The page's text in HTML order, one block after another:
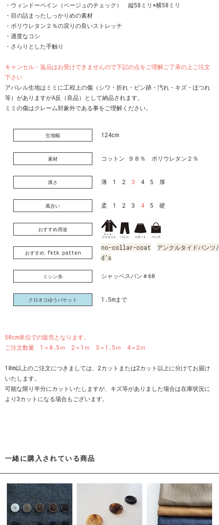
・ウィンドーペイン（ベージュのチェック） 縦58ミリ×横58ミリ
・目の詰まったしっかりめの素材
・ポリウレタン２％の戻りの良いストレッチ
・適度なコシ
・さらりとした手触り
キャンセル・返品はお受けできませんので下記の点をご理解ご了承の上ご注文
下さい
アパレル生地はミミに工程上の傷（シワ・折れ・ピン跡・汚れ・キズ・ほつれ
等）がありますがA反（良品）として納品されます。
ミミの傷はクレーム対象外である事をご理解ください。
生地幅 124cm
素材 コットン ９８％ ポリウレタン２％
厚さ 薄 1 2 3 4 5 厚
風合い 柔 1 2 3 4 5 硬
おすすめ用途
おすすめ fktk patten
no-collar-coat
アンクルタイドパン
d's
ミシン糸 シャッペスパン＃60
クロネコゆうパケット 1.5mまで
50cm単位での販売となります。
ご注文数量 1＝0.5ｍ 2＝1ｍ 3＝1.5ｍ 4＝2ｍ
10m以上のご注文につきましては、2カットまたは2カット以上に分けてお届け
いたします。
可能な限り半分にカットいたしますが、キズ等がありました場合は在庫状況に
より3カットになる場合もございます。
一緒に購入されている商品